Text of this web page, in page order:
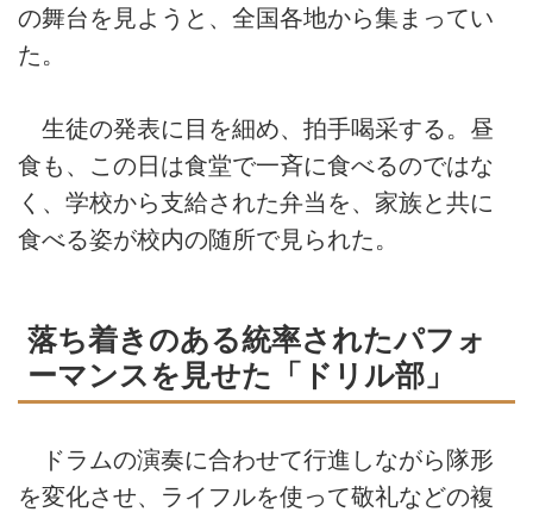
の舞台を見ようと、全国各地から集まってい
た。
生徒の発表に目を細め、拍手喝采する。昼
食も、この日は食堂で一斉に食べるのではな
く、学校から支給された弁当を、家族と共に
食べる姿が校内の随所で見られた。
落ち着きのある統率されたパフォ
ーマンスを見せた「ドリル部」
ドラムの演奏に合わせて行進しながら隊形
を変化させ、ライフルを使って敬礼などの複